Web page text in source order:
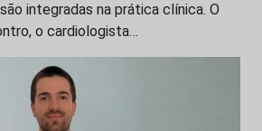
integradas na prática clínica. O
o cardiologista…